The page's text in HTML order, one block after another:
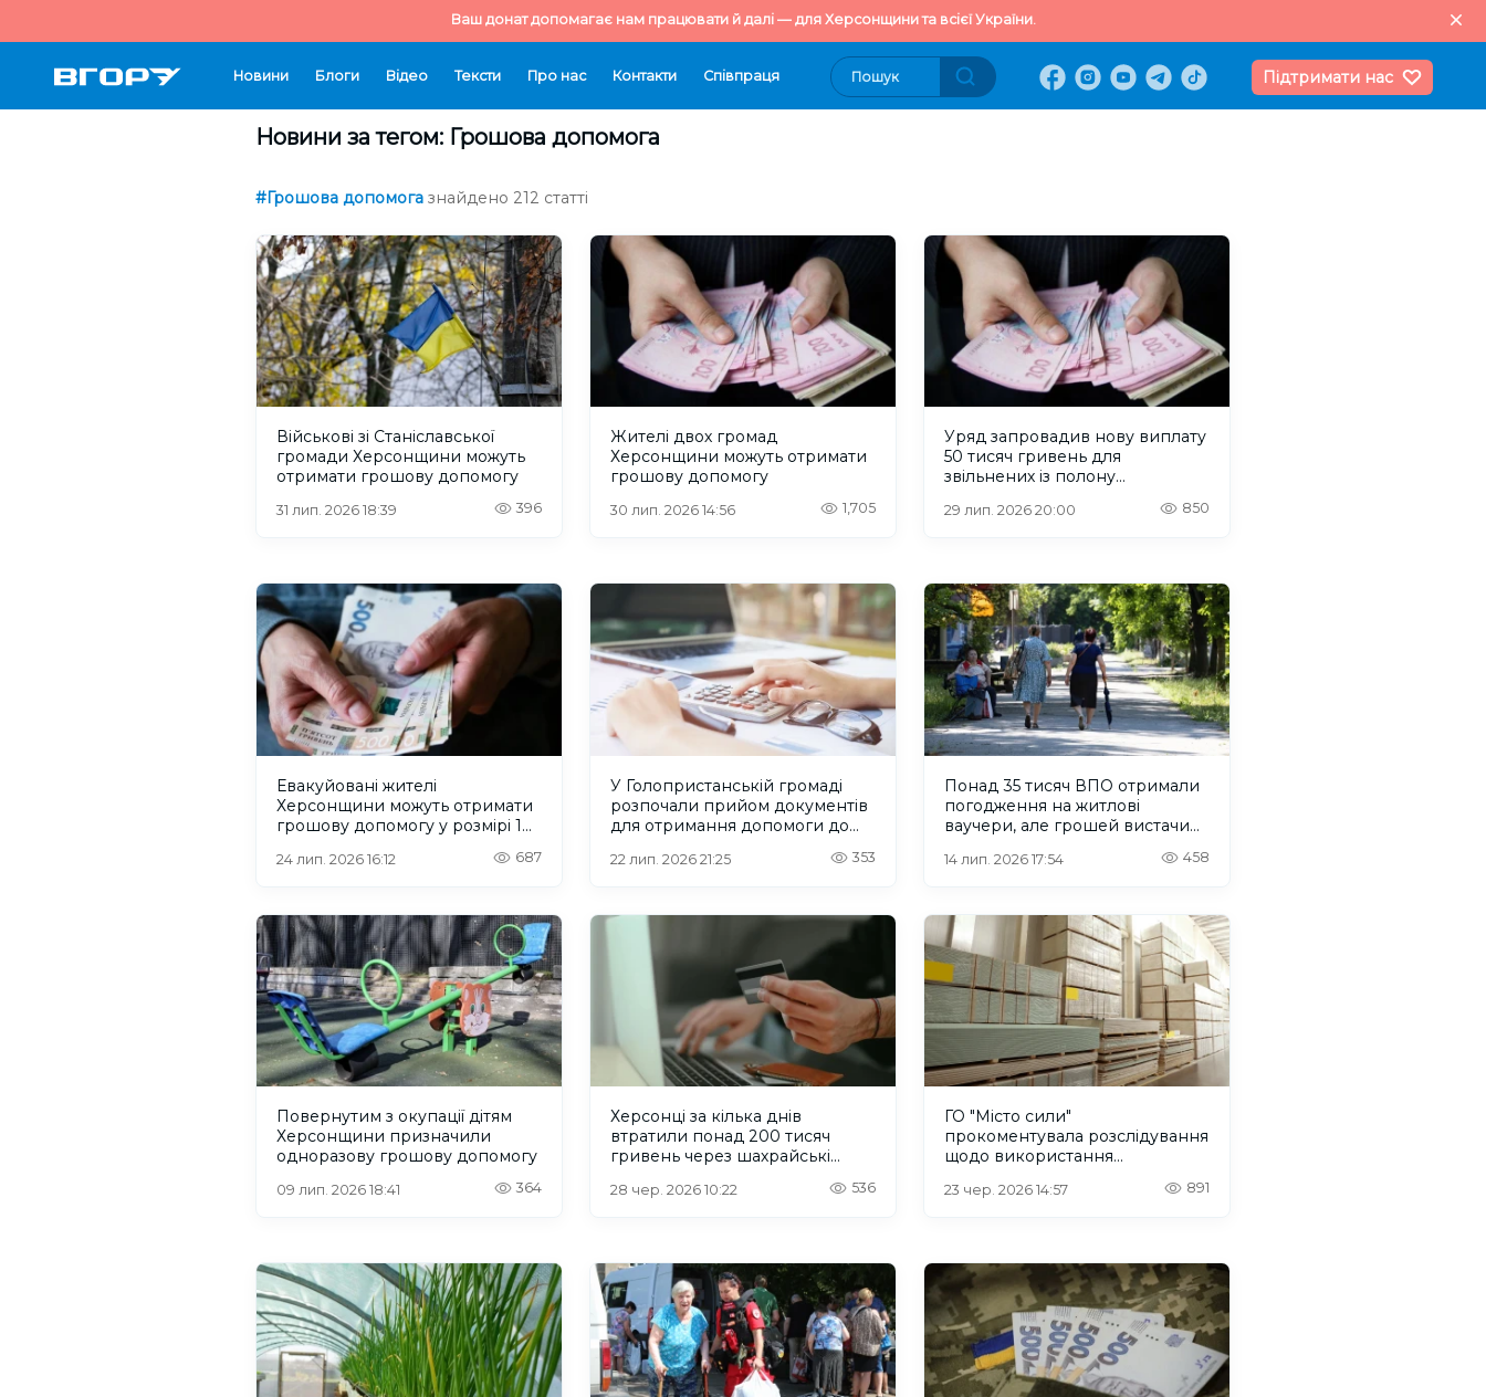
Ваш донат допомагає нам працювати й далі — для Херсонщини та всієї України.
Новини Блоги Відео Тексти Про нас Контакти Cпівпраця Підтримати нас
Новини за тегом: Грошова допомога
#Грошова допомога знайдено 212 статті
Військові зі Станіславської
громади Херсонщини можуть
отримати грошову допомогу
31 лип. 2026 18:39 396
Жителі двох громад
Херсонщини можуть отримати
грошову допомогу
30 лип. 2026 14:56 1,705
Уряд запровадив нову виплату
50 тисяч гривень для
звільнених із полону
29 лип. 2026 20:00 850
Евакуйовані жителі
Херсонщини можуть отримати
грошову допомогу у розмірі 12
24 лип. 2026 16:12 687
У Голопристанській громаді
розпочали прийом документів
для отримання допомоги до
України
22 лип. 2026 21:25 353
Понад 35 тисяч ВПО отримали
погодження на житлові
ваучери, але грошей вистачило
Мінрозвитку
14 лип. 2026 17:54 458
Повернутим з окупації дітям
Херсонщини призначили
одноразову грошову допомогу
09 лип. 2026 18:41 364
Херсонці за кілька днів
втратили понад 200 тисяч
гривень через шахрайські
28 чер. 2026 10:22 536
ГО "Місто сили"
прокоментувала розслідування
щодо використання
23 чер. 2026 14:57 891